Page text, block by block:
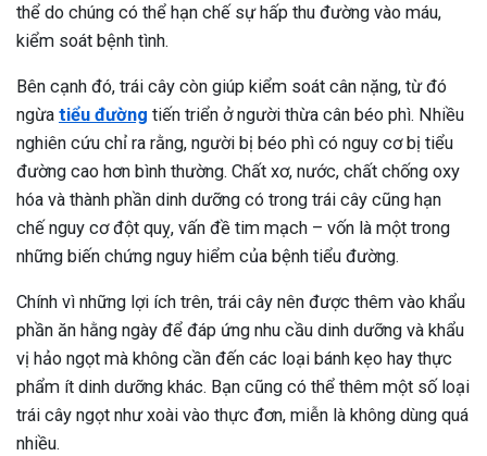
thể do chúng có thể hạn chế sự hấp thu đường vào máu,
kiểm soát bệnh tình.
Bên cạnh đó, trái cây còn giúp kiểm soát cân nặng, từ đó
ngừa tiểu đường tiến triển ở người thừa cân béo phì. Nhiều
nghiên cứu chỉ ra rằng, người bị béo phì có nguy cơ bị tiểu
đường cao hơn bình thường. Chất xơ, nước, chất chống oxy
hóa và thành phần dinh dưỡng có trong trái cây cũng hạn
chế nguy cơ đột quỵ, vấn đề tim mạch – vốn là một trong
những biến chứng nguy hiểm của bệnh tiểu đường.
Chính vì những lợi ích trên, trái cây nên được thêm vào khẩu
phần ăn hằng ngày để đáp ứng nhu cầu dinh dưỡng và khẩu
vị hảo ngọt mà không cần đến các loại bánh kẹo hay thực
phẩm ít dinh dưỡng khác. Bạn cũng có thể thêm một số loại
trái cây ngọt như xoài vào thực đơn, miễn là không dùng quá
nhiều.